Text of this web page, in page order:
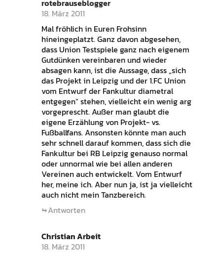
rotebrauseblogger
18. März 2011
Mal fröhlich in Euren Frohsinn
hineingeplatzt. Ganz davon abgesehen,
dass Union Testspiele ganz nach eigenem
Gutdünken vereinbaren und wieder
absagen kann, ist die Aussage, dass „sich
das Projekt in Leipzig und der 1.FC Union
vom Entwurf der Fankultur diametral
entgegen“ stehen, vielleicht ein wenig arg
vorgeprescht. Außer man glaubt die
eigene Erzählung von Projekt- vs.
Fußballfans. Ansonsten könnte man auch
sehr schnell darauf kommen, dass sich die
Fankultur bei RB Leipzig genauso normal
oder unnormal wie bei allen anderen
Vereinen auch entwickelt. Vom Entwurf
her, meine ich. Aber nun ja, ist ja vielleicht
auch nicht mein Tanzbereich.
Antworten
Christian Arbeit
18. März 2011